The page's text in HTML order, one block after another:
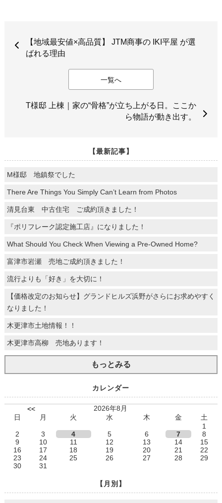
【地域最安値×高品質】 JTM商事の IKI平屋 が選
ばれる理由
一覧へ
T様邸 上棟｜家の“骨格”が立ち上がる日。ここか
ら物語が動き出す。
【最新記事】
M様邸 地鎮祭でした
There Are Things You Simply Can’t Learn from Photos
清見台東 中古住宅 ご成約頂きました！
『ポリフレーク認定施工店』になりました！
What Should You Check When Viewing a Pre-Owned Home?
富津市岩瀬 売地ご成約頂きました！
流行よりも「好き」を大切に！
【価格改定のお知らせ】グランドヒルズ浜野がさらにお求めやすく
なりました！
木更津市土地情報！！
木更津市高柳 売地あります！
もっとみる
カレンダー
<<
2026年8月
日
月 火 水 木 金
土
1
2
3 4 5 6 7
8
9
10 11 12 13 14
15
16
17 18 19 20 21
22
23
24 25 26 27 28
29
30
31
【月別】